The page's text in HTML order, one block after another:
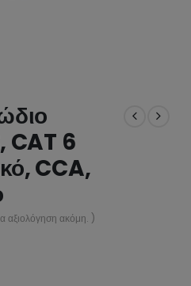
CAT 6
CCA,
αξιολόγηση ακόμη. )